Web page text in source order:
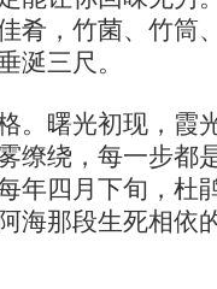
肴，竹菌、竹筒
涎三尺。
。曙光初现，霞
缭绕，每一步都
年四月下旬，杜
海那段生死相依